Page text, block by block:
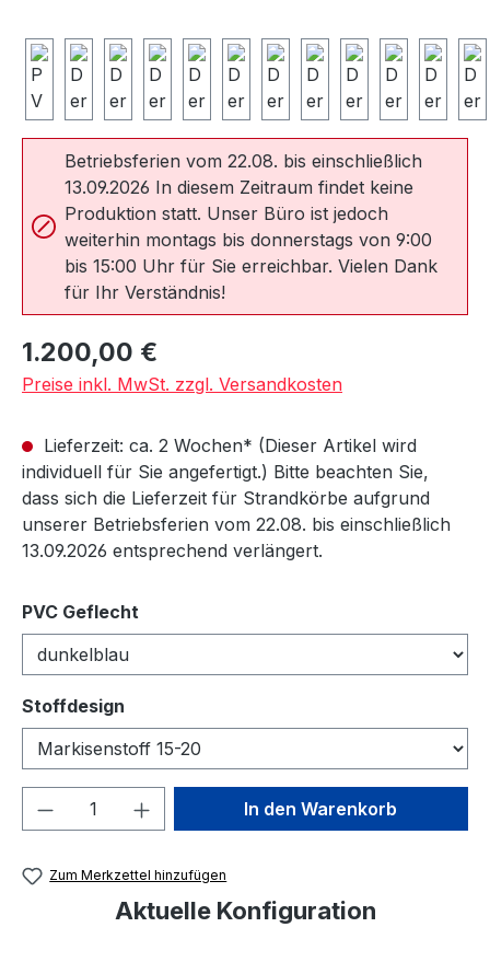
Betriebsferien vom 22.08. bis einschließlich
13.09.2026 In diesem Zeitraum findet keine
Produktion statt. Unser Büro ist jedoch
weiterhin montags bis donnerstags von 9:00
bis 15:00 Uhr für Sie erreichbar. Vielen Dank
für Ihr Verständnis!
Regulärer Preis:
1.200,00 €
Preise inkl. MwSt. zzgl. Versandkosten
Lieferzeit: ca. 2 Wochen* (Dieser Artikel wird
individuell für Sie angefertigt.) Bitte beachten Sie,
dass sich die Lieferzeit für Strandkörbe aufgrund
unserer Betriebsferien vom 22.08. bis einschließlich
13.09.2026 entsprechend verlängert.
PVC Geflecht
Stoffdesign
Produkt Anzahl: Gib denIn den Warenkorb
Zum Merkzettel hinzufügen
Aktuelle Konfiguration